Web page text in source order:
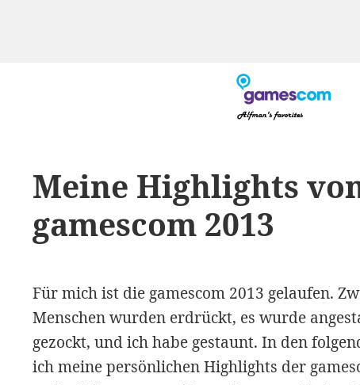
Meine Highlights
gamescom 2013
Für mich ist die gamescom 2013 gelaufen.
Menschen wurden erdrückt, es wurde
gezockt, und ich habe gestaunt. In den
ich meine persönlichen Highlights der